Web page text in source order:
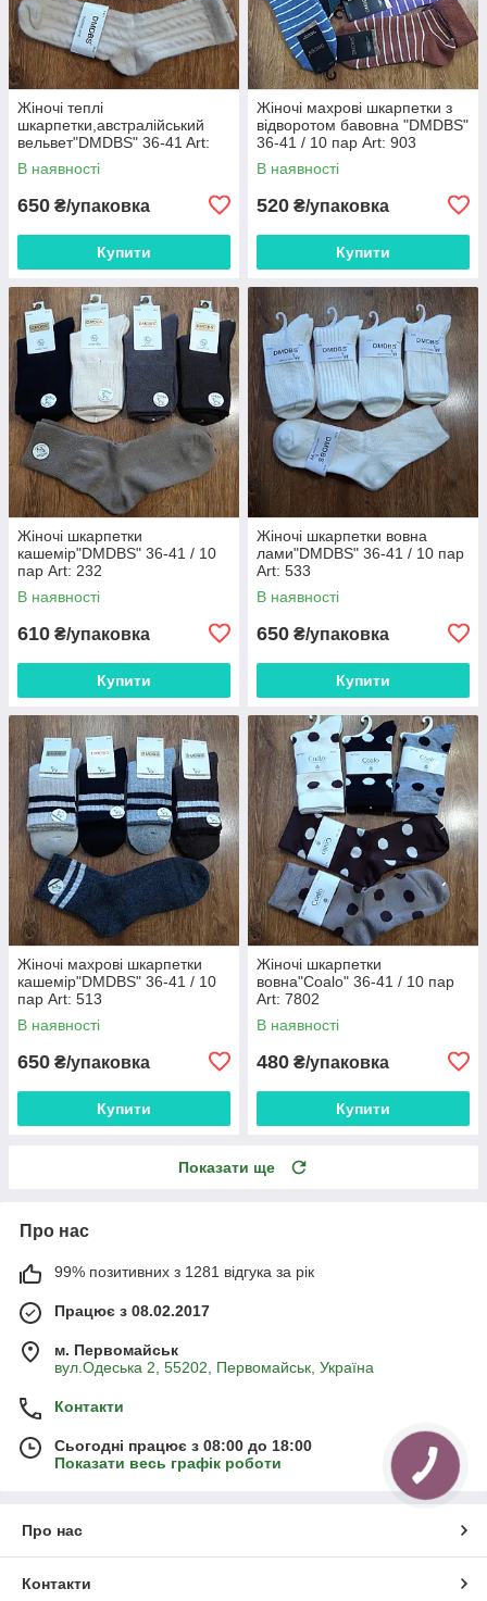
Жіночі теплі
шкарпетки,австралійський
вельвет"DMDBS" 36-41 Art:
671 / 10 пар
В наявності
650 ₴/упаковка
Купити
Жіночі махрові шкарпетки з
відворотом бавовна "DMDBS"
36-41 / 10 пар Art: 903
В наявності
520 ₴/упаковка
Купити
Жіночі шкарпетки
кашемір"DMDBS" 36-41 / 10
пар Art: 232
В наявності
610 ₴/упаковка
Купити
Жіночі шкарпетки вовна
лами"DMDBS" 36-41 / 10 пар
Art: 533
В наявності
650 ₴/упаковка
Купити
Жіночі махрові шкарпетки
кашемір"DMDBS" 36-41 / 10
пар Art: 513
В наявності
650 ₴/упаковка
Купити
Жіночі шкарпетки
вовна"Coalo" 36-41 / 10 пар
Art: 7802
В наявності
480 ₴/упаковка
Купити
Показати ще
Про нас
99% позитивних з 1281 відгука за рік
Працює з 08.02.2017
м. Первомайськ
вул.Одеська 2, 55202, Первомайськ, Україна
Контакти
Сьогодні працює з 08:00 до 18:00
Показати весь графік роботи
Про нас
Контакти